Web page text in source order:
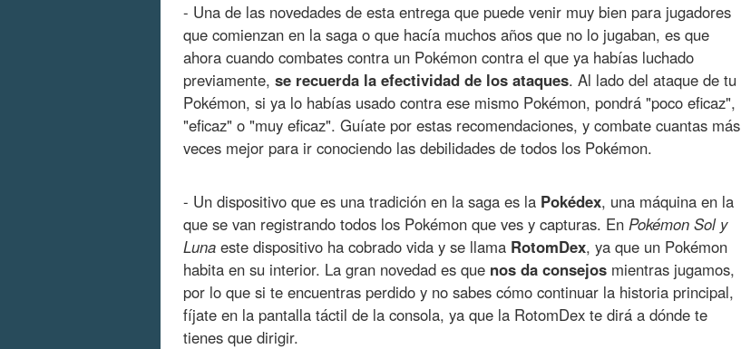
- Una de las novedades de esta entrega que puede venir muy bien para jugadores
que comienzan en la saga o que hacía muchos años que no lo jugaban, es que
ahora cuando combates contra un Pokémon contra el que ya habías luchado
previamente, se recuerda la efectividad de los ataques. Al lado del ataque de tu
Pokémon, si ya lo habías usado contra ese mismo Pokémon, pondrá "poco eficaz",
"eficaz" o "muy eficaz". Guíate por estas recomendaciones, y combate cuantas más
veces mejor para ir conociendo las debilidades de todos los Pokémon.
- Un dispositivo que es una tradición en la saga es la Pokédex, una máquina en la
que se van registrando todos los Pokémon que ves y capturas. En Pokémon Sol y
Luna este dispositivo ha cobrado vida y se llama RotomDex, ya que un Pokémon
habita en su interior. La gran novedad es que nos da consejos mientras jugamos,
por lo que si te encuentras perdido y no sabes cómo continuar la historia principal,
fíjate en la pantalla táctil de la consola, ya que la RotomDex te dirá a dónde te
tienes que dirigir.